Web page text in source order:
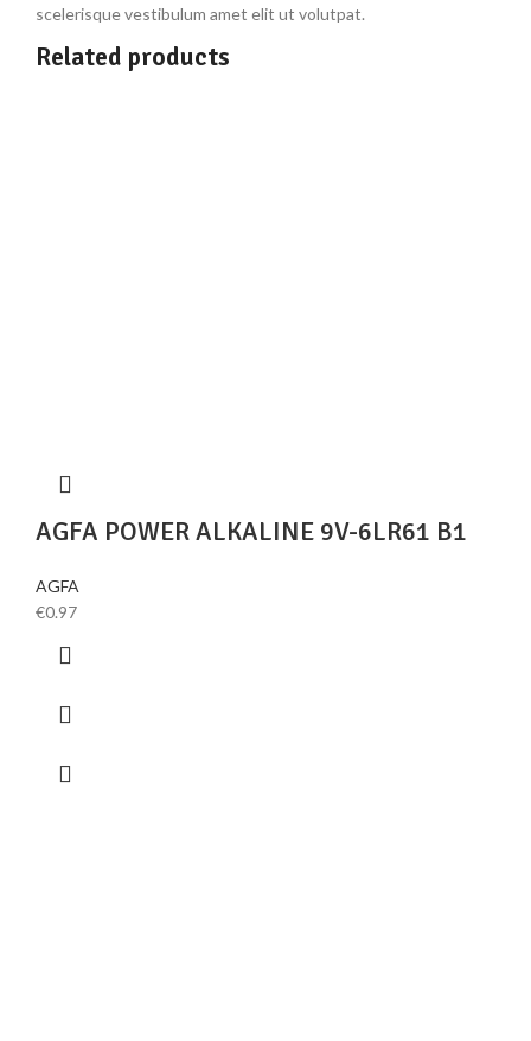
scelerisque vestibulum amet elit ut volutpat.
Related products
AGFA POWER ALKALINE 9V-6LR61 B1
AGFA
€0.97